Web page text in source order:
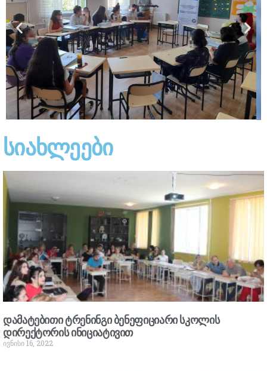
სიახლეები
დამატებითი ტრენინგი ბენეფიციარი სკოლის
დირექტორის ინიციატივით
ივნისი 16, 2022